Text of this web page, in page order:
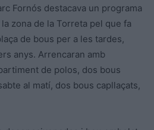
Fornós destacava un programa
zona de la Torreta pel que fa
de bous per a les tardes,
anys. Arrencaran amb
de polos, dos bous
al matí, dos bous capllaçats,